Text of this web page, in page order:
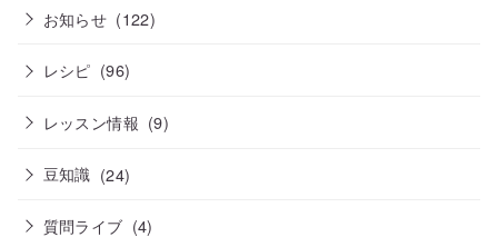
お知らせ (122)
レシピ (96)
レッスン情報 (9)
豆知識 (24)
質問ライブ (4)